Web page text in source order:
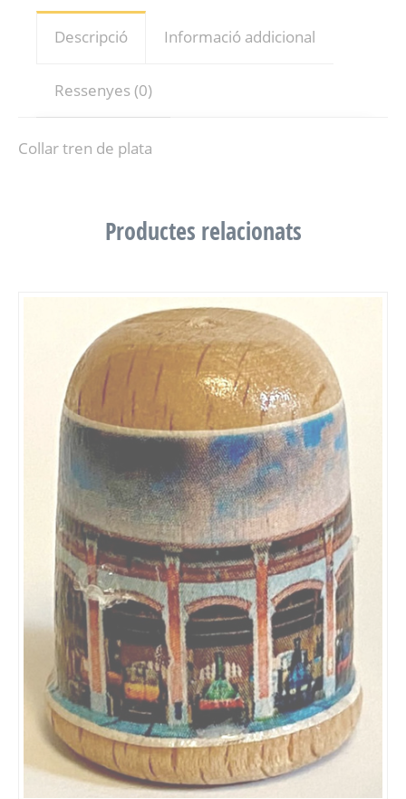
Descripció Informació addicional
Ressenyes (0)
Collar tren de plata
Productes relacionats